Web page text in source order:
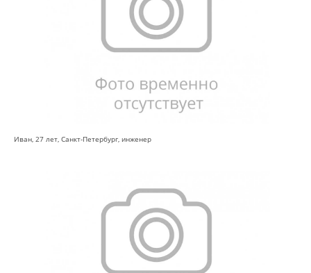
Иван, 27 лет, Санкт-Петербург, инженер